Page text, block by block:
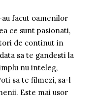
facut oamenilor
ce sunt pasionati,
de continut in
sa te gandesti la
nu inteleg,
sa te filmezi, sa-l
Este mai usor